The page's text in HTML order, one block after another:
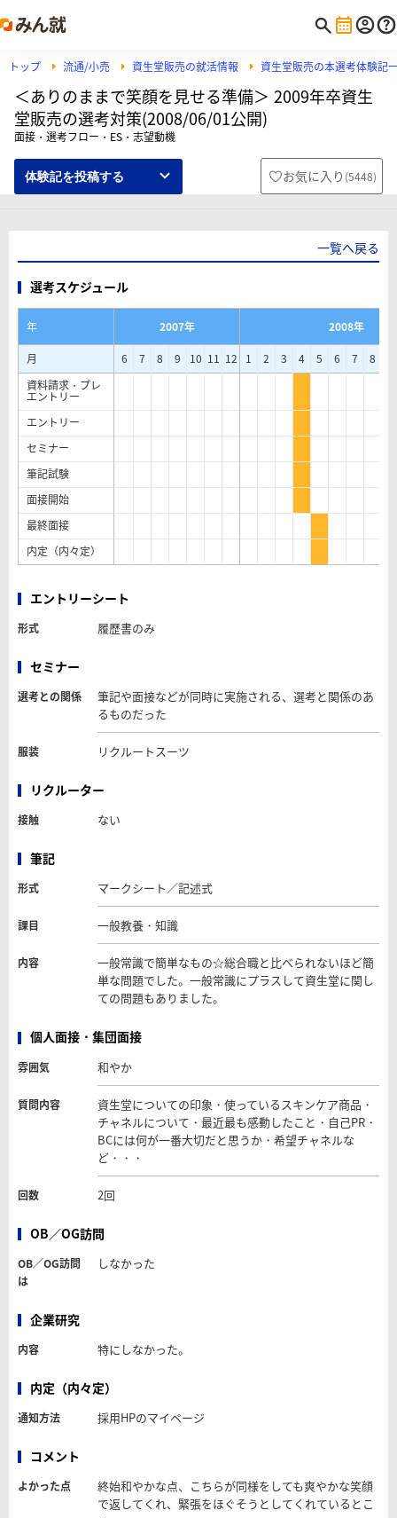
トップ 流通/小売 資生堂販売の就活情報 資生堂販売の本選考体験記
＜ありのままで笑顔を見せる準備＞ 2009年卒資生
堂販売の選考対策(2008/06/01公開)
面接・選考フロー・ES・志望動機
体験記を投稿する お気に入り (5448)
一覧へ戻る
選考スケジュール
年 2007年
2008年
月
6 7 8 9 10 11 12 1 2 3 4 5 6 7 8
資料請求・プレ
エントリー
エントリー
セミナー
筆記試験
面接開始
最終面接
内定（内々定）
エントリーシート
形式 履歴書のみ
セミナー
選考との関係
筆記や面接などが同時に実施される、選考と関係のあ
るものだった
服装 リクルートスーツ
リクルーター
接触 ない
筆記
形式 マークシート／記述式
課目 一般教養・知識
内容
一般常識で簡単なもの☆総合職と比べられないほど簡
単な問題でした。一般常識にプラスして資生堂に関し
ての問題もありました。
個人面接・集団面接
雰囲気 和やか
質問内容
資生堂についての印象・使っているスキンケア商品・
チャネルについて・最近最も感動したこと・自己PR・
BCには何が一番大切だと思うか・希望チャネルな
ど・・・
回数 2回
OB／OG訪問
OB／OG訪問
は
しなかった
企業研究
内容 特にしなかった。
内定（内々定）
通知方法 採用HPのマイページ
コメント
よかった点
終始和やかな点、こちらが同様をしても爽やかな笑顔
で返してくれ、緊張をほぐそうとしてくれているとこ